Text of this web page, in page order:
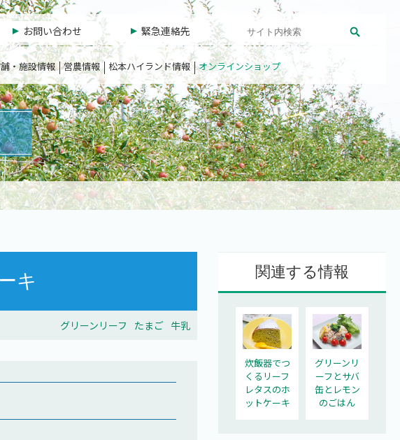
お問い合わせ 緊急連絡先
・施設情報 営農情報 松本ハイランド情報 オンラインショップ
キ
グリーンリーフ たまご 牛乳
関連する情報
炊飯器でつ
くるリーフ
レタスのホ
ットケーキ
グリーンリ
ーフとサバ
缶とレモン
のごはん